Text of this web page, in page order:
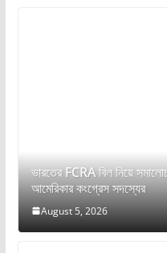
ভারতের FCRA বিল নিয়ে
আমেরিকার কংগ্রেস সদস্যের
August 5, 2026